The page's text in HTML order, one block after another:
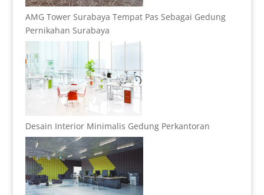
AMG Tower Surabaya Tempat Pas Sebagai Gedung
Pernikahan Surabaya
Desain Interior Minimalis Gedung Perkantoran